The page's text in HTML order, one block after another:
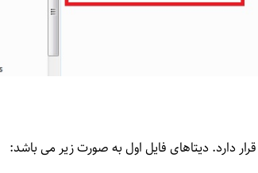
دارد. دیتاهای فایل اول به صورت زیر می باشد: